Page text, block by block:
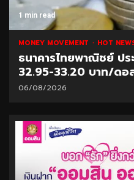
1 min read
MONEY MOVEMENT HOT
ธนาคารไทยพาณิชย์ ปร
32.95-33.20 บาท/ดอ
06/08/2026